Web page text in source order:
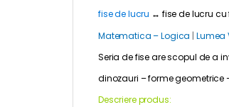
fise de lucru ↔ fise de lucru
Matematica – Logica | Lumea
Seria de fise are scopul de a
dinozauri – forme geometrice
Descriere produs: